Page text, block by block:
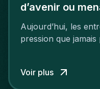
d’avenir ou
recruteurs ?
Aujourd’hui, les
pression que
de l’ingénierie, de
Voir plus